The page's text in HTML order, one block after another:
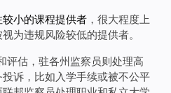
小的课程提供者 ，很大程度上
为违规风险较低的提供者。
评估，驻各州监察员则处理高
诉，比如入学手续或被不公平